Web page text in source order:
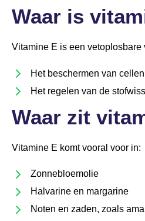
Waar is
Vitamine E is een
Het beschermen van
Het regelen van de
Waar zit
Vitamine E komt vooral voor in:
Zonnebloemolie
Halvarine en margarine
Noten en zaden, zoals